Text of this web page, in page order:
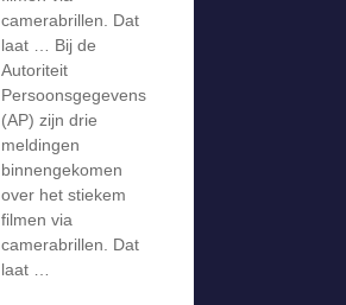
camerabrillen. Dat
laat … Bij de
Autoriteit
Persoonsgegevens
(AP) zijn drie
meldingen
binnengekomen
over het stiekem
filmen via
camerabrillen. Dat
laat …